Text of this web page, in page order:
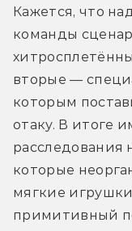
Кажется, что
команды
вторые —
которым
отаку. В итоге
расследования
которые
мягкие
примитивный